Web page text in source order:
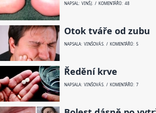
NAPSAL: VINŠ J. / KOMENTÁŘŮ: 48
Otok tváře od zubu
NAPSALA: VINŠOVÁ S. / KOMENTÁŘŮ: 5
Ředění krve
NAPSALA: VINŠOVÁ S. / KOMENTÁŘŮ: 7